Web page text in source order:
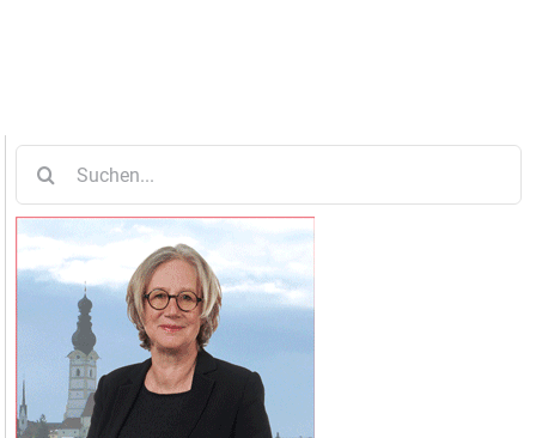
nach: